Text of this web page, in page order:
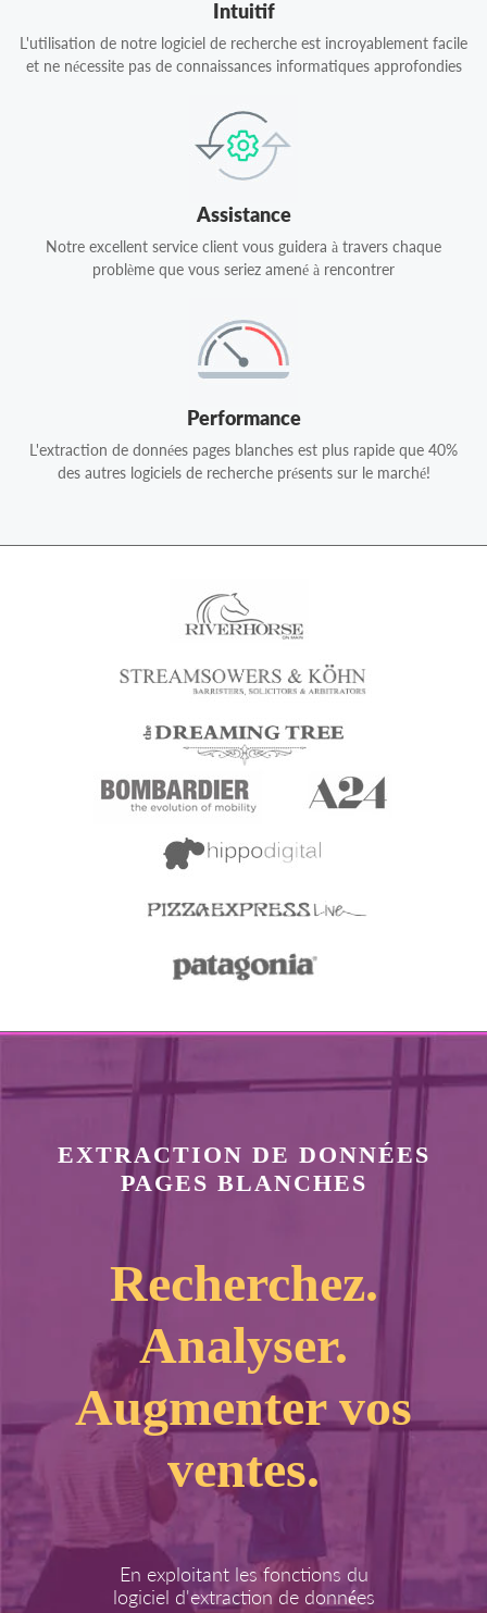
Intuitif
L'utilisation de notre logiciel de recherche est incroyablement facile
et ne nécessite pas de connaissances informatiques approfondies
Assistance
Notre excellent service client vous guidera à travers chaque
problème que vous seriez amené à rencontrer
Performance
L'extraction de données pages blanches est plus rapide que 40%
des autres logiciels de recherche présents sur le marché!
EXTRACTION DE DONNÉES
PAGES BLANCHES
Recherchez.
Analyser.
Augmenter vos
ventes.
En exploitant les fonctions du
logiciel d'extraction de données